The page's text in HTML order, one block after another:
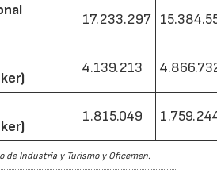
17.233.297
4.139.213
1.815.049
de Industria y Turismo y Oficemen.